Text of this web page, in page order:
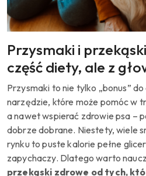
Przysmaki i
część diety, ale z
Przysmaki to nie tylko „bonus”
narzędzie, które może pomóc w
a nawet wspierać zdrowie psa –
dobrze dobrane. Niestety, wiele
rynku to puste kalorie pełne
zapychaczy. Dlatego warto
przekąski zdrowe od tych,